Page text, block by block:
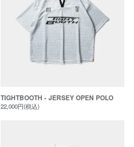
TIGHTBOOTH - JERSEY OPEN POLO
22,000円(税込)